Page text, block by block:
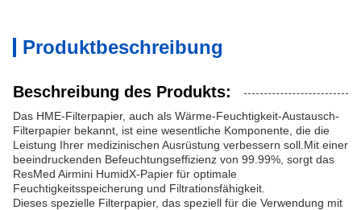
Produktbeschreibung
Beschreibung des Produkts:
Das HME-Filterpapier, auch als Wärme-Feuchtigkeit-Austausch-
Filterpapier bekannt, ist eine wesentliche Komponente, die die
Leistung Ihrer medizinischen Ausrüstung verbessern soll.Mit einer
beeindruckenden Befeuchtungseffizienz von 99.99%, sorgt das
ResMed Airmini HumidX-Papier für optimale
Feuchtigkeitsspeicherung und Filtrationsfähigkeit.
Dieses spezielle Filterpapier, das speziell für die Verwendung mit